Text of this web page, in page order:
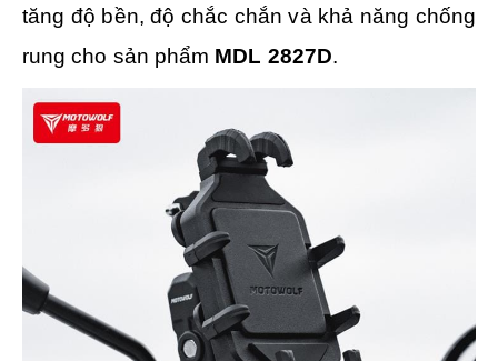
tăng độ bền, độ chắc chắn và khả năng chống
rung cho sản phẩm MDL 2827D.